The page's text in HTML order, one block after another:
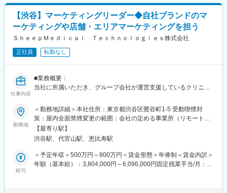
び、売上が上がっていくという手触り感を感じられる業務です。
変更の範囲：会社の定める業務
矯正器具の製造・販売を行っています。
キレイライン矯正は、美容クリニックや大手脱毛クリニックの立
ち上げを行った医師でもある当社CEOと、業界で名前の知られる
マーケティング会社の代表がタッグを組み「矯正を通じて笑顔に
なる人を増やしたい」という志によって生まれたブランドです。
『高額でハードルが高い』という従来のイメージを変え、多くの
方の歯の悩みを解決したいとブランドを育ててきた結果、既に10
万人以上の患者様が笑顔になるお手伝いをしてきました。
2022年6月にマーケティングに特化した子会社である
SheepMedical Technologies株式会社を設立、また同年9月にはク
設立し、キレイライン矯正だけにとどまらず幅広い歯科の領域で
患者様を笑顔にするサービスを展開しております。
変更の範囲：会社の定める業務
【渋谷】マーケティングリーダー◆自社ブランドのマ
ーケティングや店舗・エリアマーケティングを担う
ＳｈｅｅｐＭｅｄｉｃａｌ Ｔｅｃｈｎｏｌｏｇｉｅｓ株式会社
正社員 転勤なし
仕事内容
■業務概要：
当社に所属いただき、グループ会社が運営支援しているクリニッ
■業務内容詳細：
◇2名～のチームマネジメント
◇予実管理
◇予算計画策定
◇マーケティング戦略・戦術立案／実行
◇プロジェクトマネジメント
勤務地
＜勤務地詳細＞本社住所：東京都渋谷区鶯谷町1-5 受動喫煙対
策：屋内全面禁煙変更の範囲：会社の定める事業所（リモートワ
ーク含む）
【最寄り駅】
渋谷駅、代官山駅、恵比寿駅
給与
＜予定年収＞500万円～800万円＜賃金形態＞年俸制＜賃金内訳＞
年額（基本給）：3,804,000円～6,096,000円固定残業手当/月：